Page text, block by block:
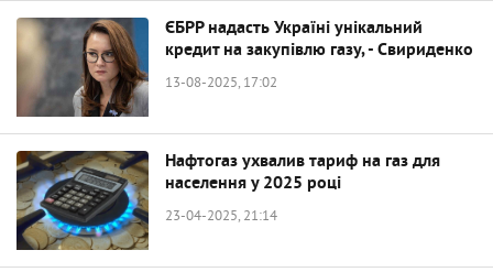
ЄБРР надасть Україні унікальний
кредит на закупівлю газу, - Свириденко
13-08-2025, 17:02
Нафтогаз ухвалив тариф на газ для
населення у 2025 році
23-04-2025, 21:14